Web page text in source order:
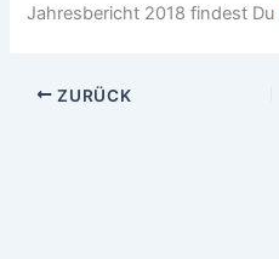
Jahresbericht 2018 findest Du
ZURÜCK